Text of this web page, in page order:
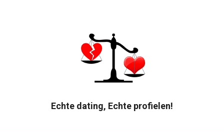
Echte dating, Echte profielen!